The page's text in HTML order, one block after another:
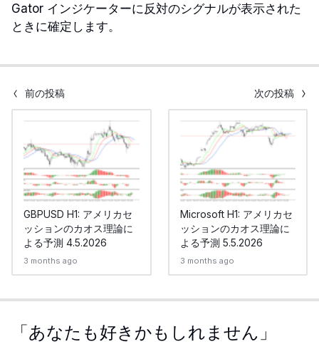
Gator インジケーターに反対のシグナルが表示された
ときに確定します。
前の投稿 次の投稿
GBPUSD H1: アメリカセ
ッションのカオス理論に
よる予測 4.5.2026
3 months ago
Microsoft H1: アメリカセ
ッションのカオス理論に
よる予測 5.5.2026
3 months ago
「あなたも好きかもしれません」